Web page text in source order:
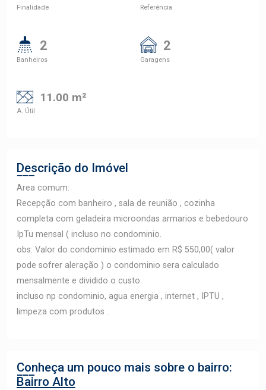
Finalidade Referência
2
Banheiros
2
Garagens
11.00 m²
A. Útil
Descrição do Imóvel
Area comum:
Recepção com banheiro , sala de reunião , cozinha
completa com geladeira microondas armarios e bebedouro
IpTu mensal ( incluso no condominio.
obs: Valor do condominio estimado em R$ 550,00( valor
pode sofrer aleração ) o condominio sera calculado
mensalmente e dividido o custo.
incluso np condominio, agua energia , internet , IPTU ,
limpeza com produtos .
Conheça um pouco mais sobre o bairro:
Bairro Alto